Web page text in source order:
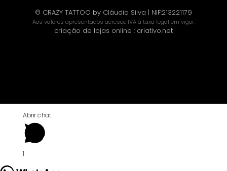
© CRAZY TATTOO by Cláudio Silva | NIF:213221179
Aos valores apresentados acresce IVA à taxa legal em vigor.
criação de lojas online : criativo.net
Abrir chat
1